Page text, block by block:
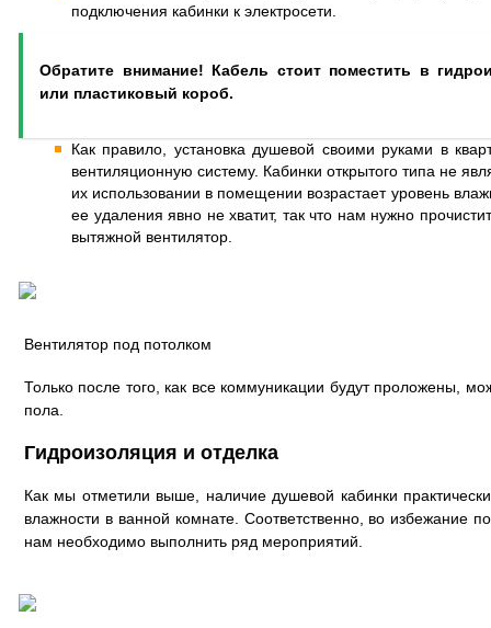
подключения кабинки к электросети.
Обратите внимание! Кабель стоит поместить в
или пластиковый короб.
Как правило, установка душевой своими руками в
вентиляционную систему. Кабинки открытого типа не
их использовании в помещении возрастает уровень
ее удаления явно не хватит, так что нам нужно
вытяжной вентилятор.
Вентилятор под потолком
Только после того, как все коммуникации будут проложены,
пола.
Гидроизоляция и отделка
Как мы отметили выше, наличие душевой кабинки
влажности в ванной комнате. Соответственно, во избежание
нам необходимо выполнить ряд мероприятий.